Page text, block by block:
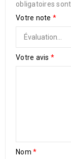
obligatoires
Votre note *
Votre avis *
Nom *